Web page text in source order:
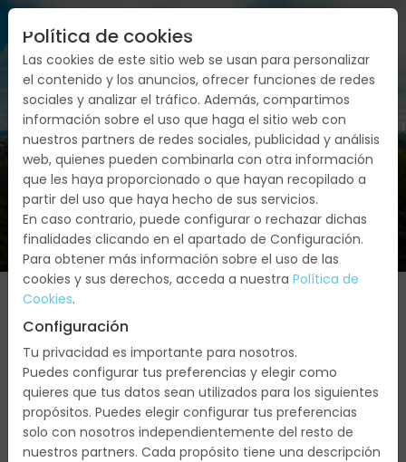
FECHAS SERVICIOS PRESUPUESTO/
Agosto
2026
Día 10 -
Política de cookies
Las cookies de este sitio web se usan para personalizar
el contenido y los anuncios, ofrecer funciones de redes
sociales y analizar el tráfico. Además, compartimos
información sobre el uso que haga el sitio web con
nuestros partners de redes sociales, publicidad y análisis
web, quienes pueden combinarla con otra información
que les haya proporcionado o que hayan recopilado a
partir del uso que haya hecho de sus servicios.
En caso contrario, puede configurar o rechazar dichas
finalidades clicando en el apartado de Configuración.
Para obtener más información sobre el uso de las
cookies y sus derechos, acceda a nuestra Política de
Cookies.
Configuración
Tu privacidad es importante para nosotros.
Puedes configurar tus preferencias y elegir como
quieres que tus datos sean utilizados para los siguientes
propósitos. Puedes elegir configurar tus preferencias
solo con nosotros independientemente del resto de
nuestros partners. Cada propósito tiene una descripción